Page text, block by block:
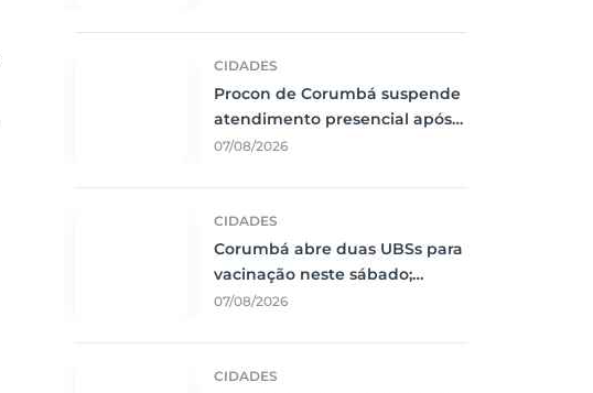
CIDADES
Procon de Corumbá suspende
atendimento presencial após
interrupção de energia
07/08/2026
CIDADES
Corumbá abre duas UBSs para
vacinação neste sábado;
Guatós terá atendimento
07/08/2026
CIDADES